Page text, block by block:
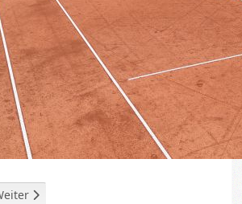
Anfahrtsbeschreibung
Beitrag: Mannschaftswidget